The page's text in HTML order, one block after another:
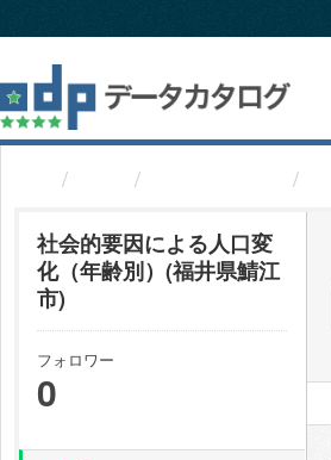
キ
プ
し
て
社会的要因による人口変
化（年齢別）(福井県鯖江
市)
フォロワー
0